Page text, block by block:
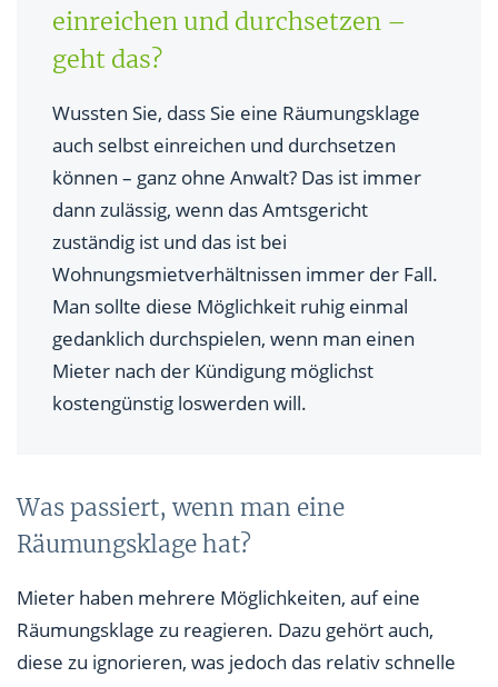
einreichen und durchsetzen –
geht das?
Wussten Sie, dass Sie eine Räumungsklage
auch selbst einreichen und durchsetzen
können – ganz ohne Anwalt? Das ist immer
dann zulässig, wenn das Amtsgericht
zuständig ist und das ist bei
Wohnungsmietverhältnissen immer der Fall.
Man sollte diese Möglichkeit ruhig einmal
gedanklich durchspielen, wenn man einen
Mieter nach der Kündigung möglichst
kostengünstig loswerden will.
Was passiert, wenn man eine
Räumungsklage hat?
Mieter haben mehrere Möglichkeiten, auf eine
Räumungsklage zu reagieren. Dazu gehört auch,
diese zu ignorieren, was jedoch das relativ schnelle